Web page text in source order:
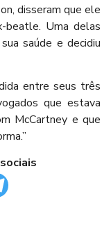
disseram que ele
beatle. Uma delas
saúde e decidiu
entre seus três
que estava
McCartney e que